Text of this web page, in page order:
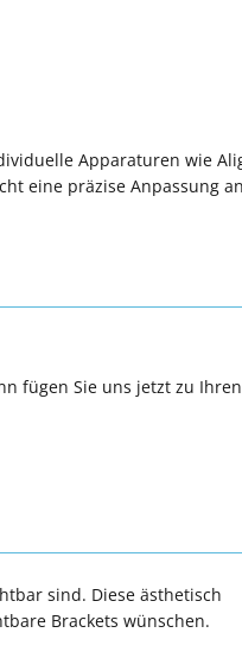
Apparaturen wie
eine präzise Anpassung
fügen Sie uns jetzt zu Ihren
sind. Diese ästhetisch
Brackets wünschen.